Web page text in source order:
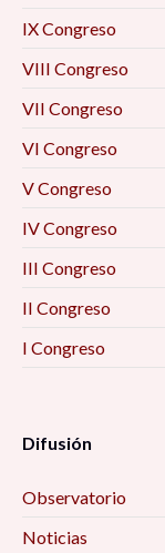
IX Congreso
VIII Congreso
VII Congreso
VI Congreso
V Congreso
IV Congreso
III Congreso
II Congreso
I Congreso
Difusión
Observatorio
Noticias